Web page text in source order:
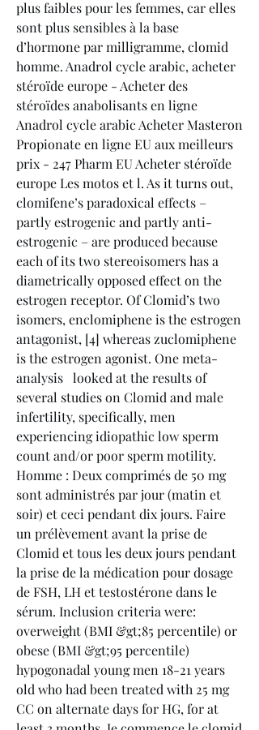
plus faibles pour les femmes, car elles
sont plus sensibles à la base
d’hormone par milligramme, clomid
homme. Anadrol cycle arabic, acheter
stéroïde europe - Acheter des
stéroïdes anabolisants en ligne
Anadrol cycle arabic Acheter Masteron
Propionate en ligne EU aux meilleurs
prix - 247 Pharm EU Acheter stéroïde
europe Les motos et l. As it turns out,
clomifene’s paradoxical effects –
partly estrogenic and partly anti-
estrogenic – are produced because
each of its two stereoisomers has a
diametrically opposed effect on the
estrogen receptor. Of Clomid’s two
isomers, enclomiphene is the estrogen
antagonist, [4] whereas zuclomiphene
is the estrogen agonist. One meta-
analysis ﻿ ﻿ looked at the results of
several studies on Clomid and male
infertility, specifically, men
experiencing idiopathic low sperm
count and/or poor sperm motility.
Homme : Deux comprimés de 50 mg
sont administrés par jour (matin et
soir) et ceci pendant dix jours. Faire
un prélèvement avant la prise de
Clomid et tous les deux jours pendant
la prise de la médication pour dosage
de FSH, LH et testostérone dans le
sérum. Inclusion criteria were:
overweight (BMI &gt;85 percentile) or
obese (BMI &gt;95 percentile)
hypogonadal young men 18-21 years
old who had been treated with 25 mg
CC on alternate days for HG, for at